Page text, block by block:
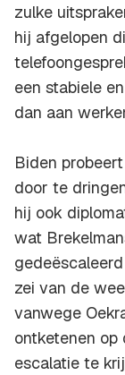
zulke
hij afgelopen
een stabiele
dan aan
Biden
door te
hij ook
wat
zei van de
vanwege
ontketenen op
escalatie te